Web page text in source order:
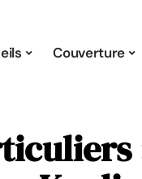
Couverture